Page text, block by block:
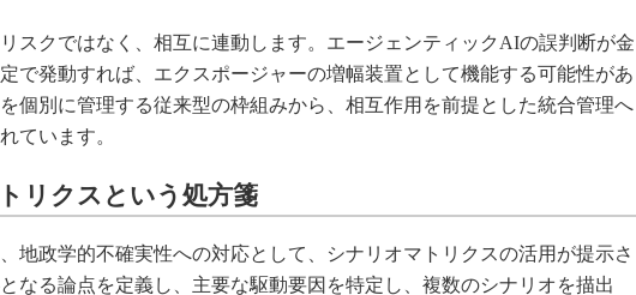
スクではなく、相互に連動します。エージェンティックAIの誤判断が金
で発動すれば、エクスポージャーの増幅装置として機能する可能性があ
個別に管理する従来型の枠組みから、相互作用を前提とした統合管理へ
ています。
リクスという処方箋
地政学的不確実性への対応として、シナリオマトリクスの活用が提示さ
なる論点を定義し、主要な駆動要因を特定し、複数のシナリオを描出